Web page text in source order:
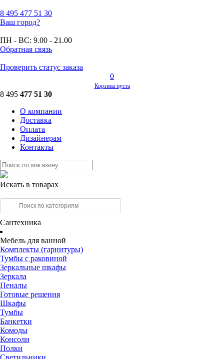
8 495 477 51 30
Ваш город?
ПН - ВС: 9.00 - 21.00
Обратная связь
Проверить статус заказа
0
Корзина пуста
8 495 477 51 30
О компании
Доставка
Оплата
Дизайнерам
Контакты
Искать в товарах
Сантехника
Мебель для ванной
Комплекты (гарнитуры)
Тумбы с раковиной
Зеркальные шкафы
Зеркала
Пеналы
Готовые решения
Шкафы
Тумбы
Банкетки
Комоды
Консоли
Полки
Светильники